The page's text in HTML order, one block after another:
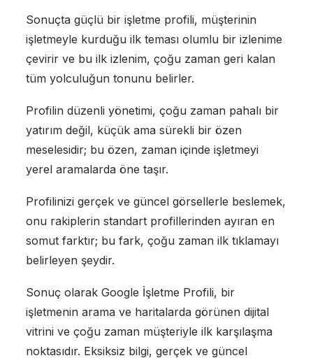
Sonuçta güçlü bir işletme profili, müşterinin
işletmeyle kurduğu ilk teması olumlu bir izlenime
çevirir ve bu ilk izlenim, çoğu zaman geri kalan
tüm yolculuğun tonunu belirler.
Profilin düzenli yönetimi, çoğu zaman pahalı bir
yatırım değil, küçük ama sürekli bir özen
meselesidir; bu özen, zaman içinde işletmeyi
yerel aramalarda öne taşır.
Profilinizi gerçek ve güncel görsellerle beslemek,
onu rakiplerin standart profillerinden ayıran en
somut farktır; bu fark, çoğu zaman ilk tıklamayı
belirleyen şeydir.
Sonuç olarak Google İşletme Profili, bir
işletmenin arama ve haritalarda görünen dijital
vitrini ve çoğu zaman müşteriyle ilk karşılaşma
noktasıdır. Eksiksiz bilgi, gerçek ve güncel